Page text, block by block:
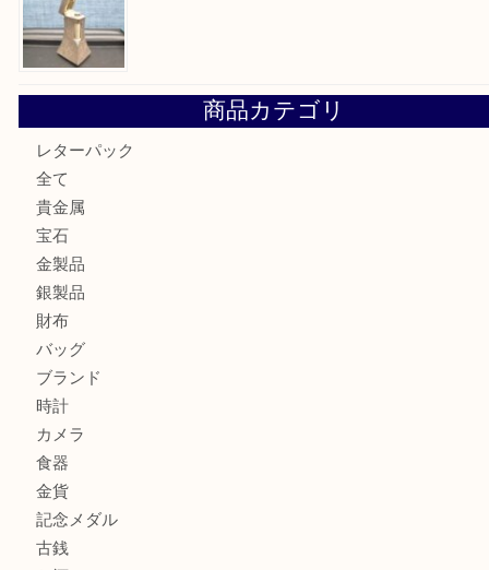
箕面でOLYMPUS カメラ PEN mini E-PM2を売るなら大吉
レターパック
全て